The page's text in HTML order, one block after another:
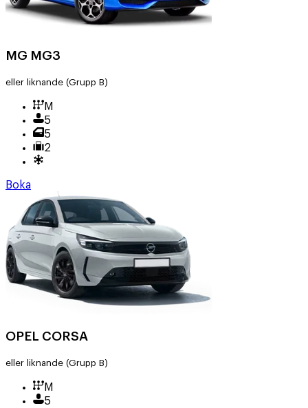
MG MG3
eller liknande (Grupp B)
M
5
5
2
Boka
OPEL CORSA
eller liknande (Grupp B)
M
5